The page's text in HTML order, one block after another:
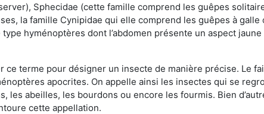
Sphecidae (cette famille comprend les guêpes
la famille Cynipidae qui elle comprend les guêpes à
hyménoptères dont l’abdomen présente un aspect
terme pour désigner un insecte de manière précise. Le
apocrites. On appelle ainsi les insectes qui se
les abeilles, les bourdons ou encore les fourmis. Bien
cette appellation.